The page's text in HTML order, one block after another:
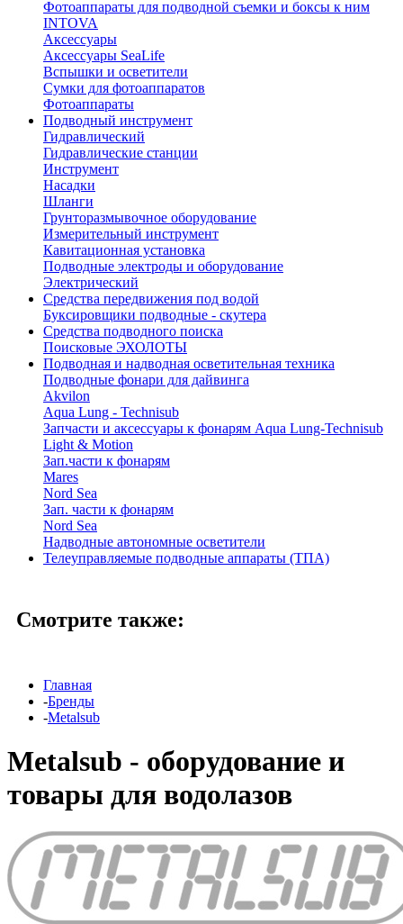
Фотоаппараты для подводной съемки и боксы к ним
INTOVA
Аксессуары
Аксессуары SeaLife
Вспышки и осветители
Сумки для фотоаппаратов
Фотоаппараты
Подводный инструмент
Гидравлический
Гидравлические станции
Инструмент
Насадки
Шланги
Грунторазмывочное оборудование
Измерительный инструмент
Кавитационная установка
Подводные электроды и оборудование
Электрический
Средства передвижения под водой
Буксировщики подводные - скутера
Средства подводного поиска
Поисковые ЭХОЛОТЫ
Подводная и надводная осветительная техника
Подводные фонари для дайвинга
Akvilon
Aqua Lung - Technisub
Запчасти и аксессуары к фонарям Aqua Lung-Technisub
Light & Motion
Зап.части к фонарям
Mares
Nord Sea
Зап. части к фонарям
Nord Sea
Надводные автономные осветители
Телеуправляемые подводные аппараты (ТПА)
Смотрите также:
Главная
-Бренды
-Metalsub
Metalsub - оборудование и
товары для водолазов